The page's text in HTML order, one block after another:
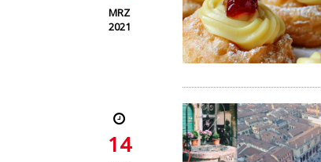
MRZ
2021
14